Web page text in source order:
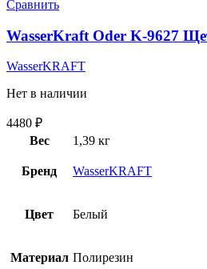
Сравнить
WasserKraft Oder K-9627
WasserKRAFT
Нет в наличии
4480 ₽
Вес
1,39 кг
Бренд WasserKRAFT
Цвет Белый
Материал Полирезин